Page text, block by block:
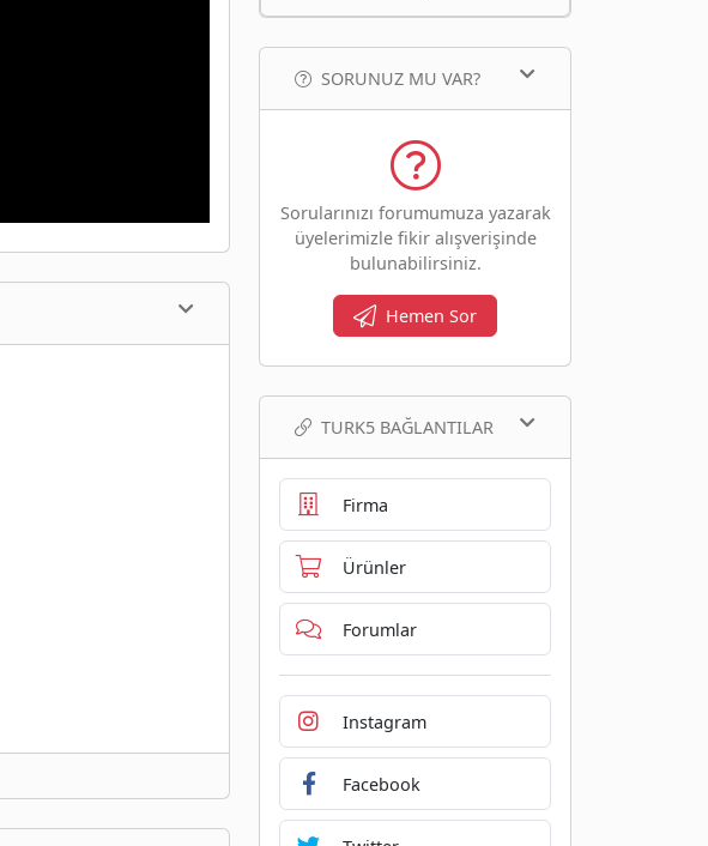
SORUNUZ MU VAR?
Sorularınızı forumumuza yazarak
üyelerimizle fikir alışverişinde
bulunabilirsiniz.
Hemen Sor
TURK5 BAĞLANTILAR
Firma
Ürünler
Forumlar
Instagram
Facebook